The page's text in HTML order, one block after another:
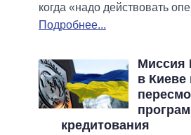
когда «надо действовать
Подробнее...
Миссия
в
кредитования